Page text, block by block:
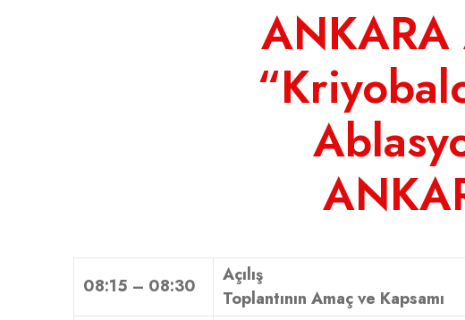
ANKARA
08:15 – 08:30
Açılış
Toplantının Amaç ve Kapsamı